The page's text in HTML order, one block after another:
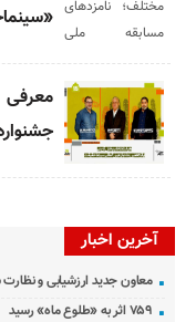
آخرین اخبار
معاون جدید ارزشیابی و
۷۵۹ اثر به «طلوع ماه» رسید